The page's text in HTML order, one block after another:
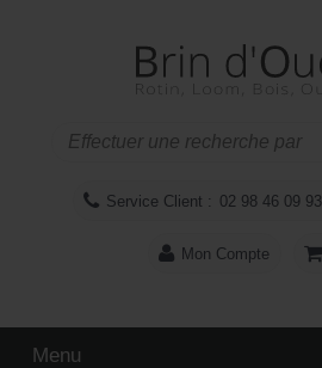
Service Client : 02 98 46 09 93
Mon Compte
Menu